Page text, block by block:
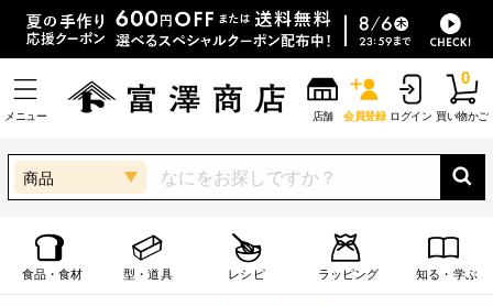
メニュー 店舗 会員登録 ログイン 買い物かご
0
商品
食品・食材 型・道具 レシピ ラッピング 知る・学ぶ